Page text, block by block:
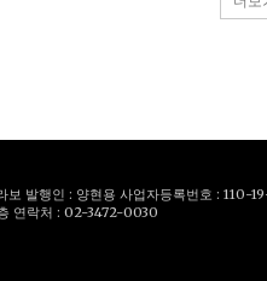
보 발행인 : 양현용 사업자등록번호 : 110-
연락처 : 02-3472-0030